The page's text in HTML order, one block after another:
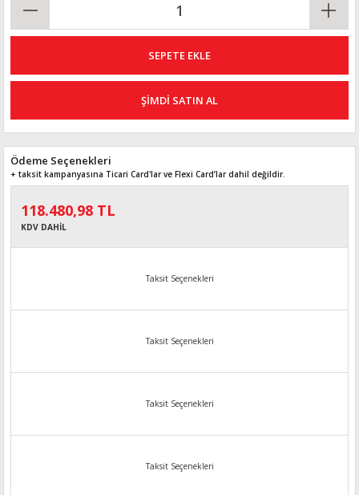
SEPETE EKLE
ŞİMDİ SATIN AL
Ödeme Seçenekleri
+ taksit kampanyasına Ticari Card'lar ve Flexi Card’lar dahil değildir.
118.480,98 TL
KDV DAHİL
Taksit Seçenekleri
Taksit Seçenekleri
Taksit Seçenekleri
Taksit Seçenekleri